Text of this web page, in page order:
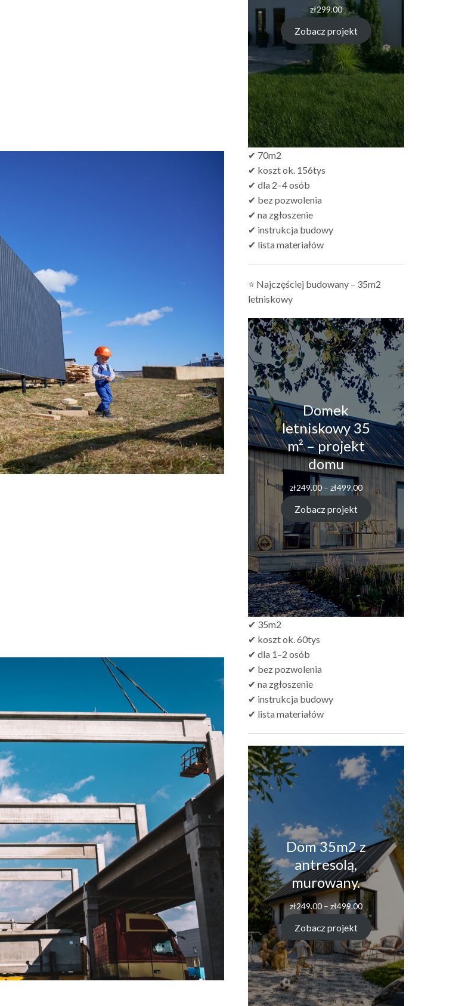
zł299.00
Zobacz projekt
✔ 70m2
✔ koszt ok. 156tys
✔ dla 2–4 osób
✔ bez pozwolenia
✔ na zgłoszenie
✔ instrukcja budowy
✔ lista materiałów
⭐ Najczęściej budowany – 35m2
letniskowy
Domek
letniskowy 35
m² – projekt
domu
zł249.00 – zł499.00
Zobacz projekt
✔ 35m2
✔ koszt ok. 60tys
✔ dla 1–2 osób
✔ bez pozwolenia
✔ na zgłoszenie
✔ instrukcja budowy
✔ lista materiałów
Dom 35m2 z
antresolą,
murowany.
zł249.00 – zł499.00
Zobacz projekt